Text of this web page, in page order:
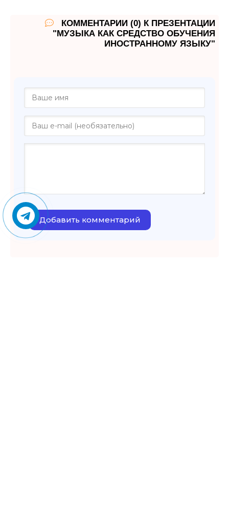
КОММЕНТАРИИ (0) К ПРЕЗЕНТАЦИИ
"МУЗЫКА КАК СРЕДСТВО ОБУЧЕНИЯ
ИНОСТРАННОМУ ЯЗЫКУ"
Добавить комментарий